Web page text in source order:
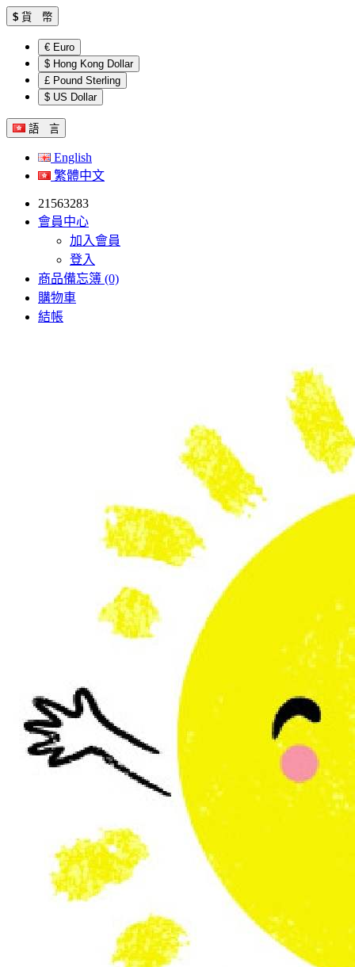
$ 貨 幣
€ Euro
$ Hong Kong Dollar
£ Pound Sterling
$ US Dollar
語 言
English
繁體中文
21563283
會員中心
加入會員
登入
商品備忘簿 (0)
購物車
結帳